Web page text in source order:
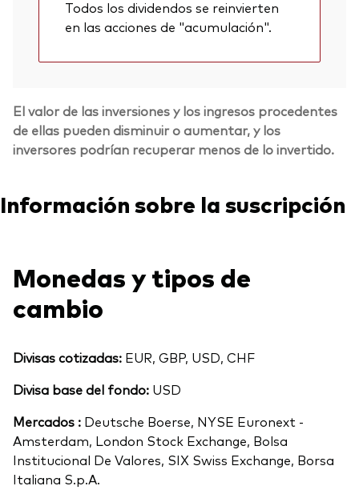
Todos los dividendos se reinvierten
en las acciones de "acumulación".
El valor de las inversiones y los ingresos procedentes
de ellas pueden disminuir o aumentar, y los
inversores podrían recuperar menos de lo invertido.
Información sobre la suscripción
Monedas y tipos de
cambio
Divisas cotizadas: EUR, GBP, USD, CHF
Divisa base del fondo: USD
Mercados : Deutsche Boerse, NYSE Euronext -
Amsterdam, London Stock Exchange, Bolsa
Institucional De Valores, SIX Swiss Exchange, Borsa
Italiana S.p.A.